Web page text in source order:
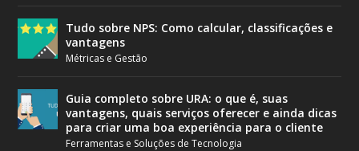
Tudo sobre NPS: Como calcular, classificações e
vantagens
Métricas e Gestão
Guia completo sobre URA: o que é, suas
vantagens, quais serviços oferecer e ainda dicas
para criar uma boa experiência para o cliente
Ferramentas e Soluções de Tecnologia